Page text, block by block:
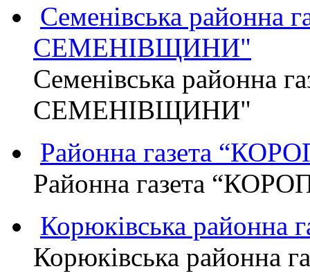
Семенівська районна
СЕМЕНІВЩИНИ"
Семенівська районна
СЕМЕНІВЩИНИ"
Районна газета
Районна газета
Корюківська районна
Корюківська районна